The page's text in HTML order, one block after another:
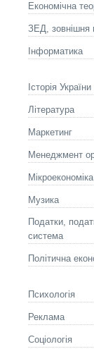
Економічна
ЗЕД, зовнішня
Інформатика
Історія України
Літературa
Маркетинг
Менеджмент
Мікроекономіка
Музика
Податки,
система
Політична
Психологія
Реклама
Соціологія